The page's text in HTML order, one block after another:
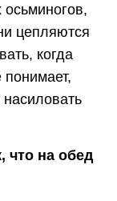
цепляются
когда
насиловать
что на обед